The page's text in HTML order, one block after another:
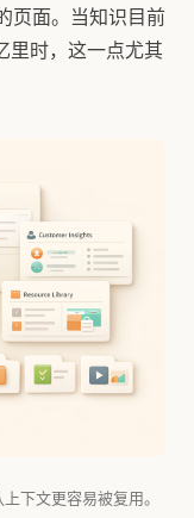
页面。当知识目前
里时，这一点尤其
下文更容易被复用。